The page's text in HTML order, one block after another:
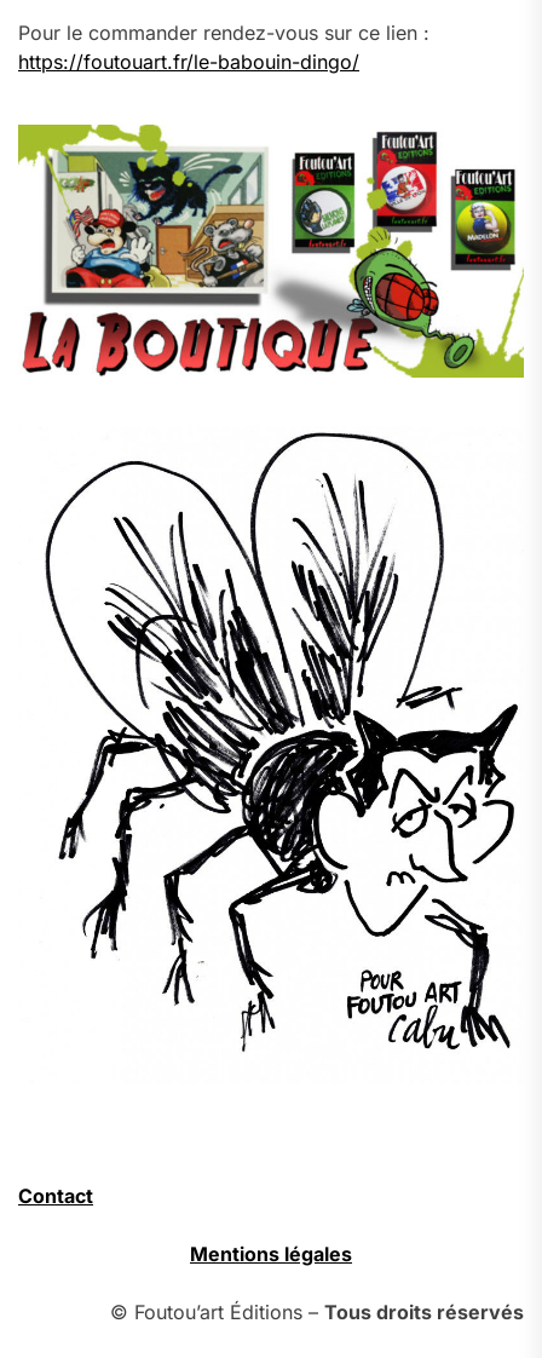
Pour le commander rendez-vous sur ce lien :
https://foutouart.fr/le-babouin-dingo/
Contact
Mentions légales
© Foutou’art Éditions – Tous droits réservés